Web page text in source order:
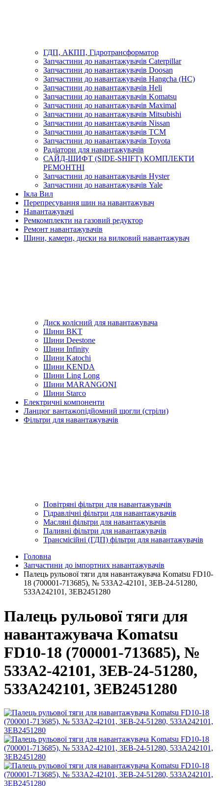
ГДП, АКПП, Гідротрансформатор
Запчастини до навантажувачів Caterpillar
Запчастини до навантажувачів Doosan
Запчастини до навантажувачів Hangcha (HC)
Запчастини до навантажувачів Heli
Запчастини до навантажувачів Komatsu
Запчастини до навантажувачів Maximal
Запчастини до навантажувачів Mitsubishi
Запчастини до навантажувачів Nissan
Запчастини до навантажувачів TCM
Запчастини до навантажувачів Toyota
Радіатори для навантажувачів
САЙД-ШИФТ (SIDE-SHIFT) КОМПЛЕКТИ
РЕМОНТНІ
Запчастини до навантажувачів Hyster
Запчастини до навантажувачів Yale
Ікла Вил
Перепресування шин на навантажувач
Навантажувачі
Ремкомплекти на газовий редуктор
Ремонт навантажувачів
Шини, камери, диски на вилковий навантажувач
Диск колісний для навантажувача
Шини BKT
Шини Deestone
Шини Infinity
Шини Katochi
Шини KENDA
Шини Ling Long
Шини MARANGONI
Шини Starco
Електричні компоненти
Ланцюг вантажопідйомний щогли (стріли)
Фільтри для навантажувачів
Повітряні фільтри для навантажувачів
Гідравлічні фільтри для навантажувачів
Масляні фільтри для навантажувачів
Паливні фільтри для навантажувачів
Трансмісійні (ГДП) фільтри для навантажувачів
Головна
Запчастини до імпортних навантажувачів
Палець рульової тяги для навантажувача Komatsu FD10-
18 (700001-713685), № 533A2-42101, 3EB-24-51280,
533A242101, 3EB2451280
Палець рульової тяги для
навантажувача Komatsu
FD10-18 (700001-713685), №
533A2-42101, 3EB-24-51280,
533A242101, 3EB2451280